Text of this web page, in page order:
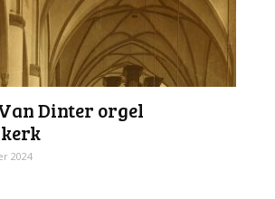
Van Dinter orgel
2024